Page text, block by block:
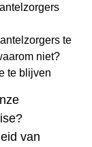
te
niet?
te blijven
van